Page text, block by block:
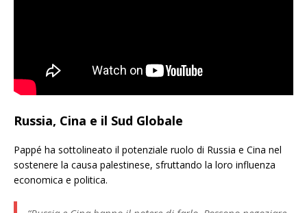
Russia, Cina e il Sud Globale
Pappé ha sottolineato il potenziale ruolo di Russia e Cina nel
sostenere la causa palestinese, sfruttando la loro influenza
economica e politica.